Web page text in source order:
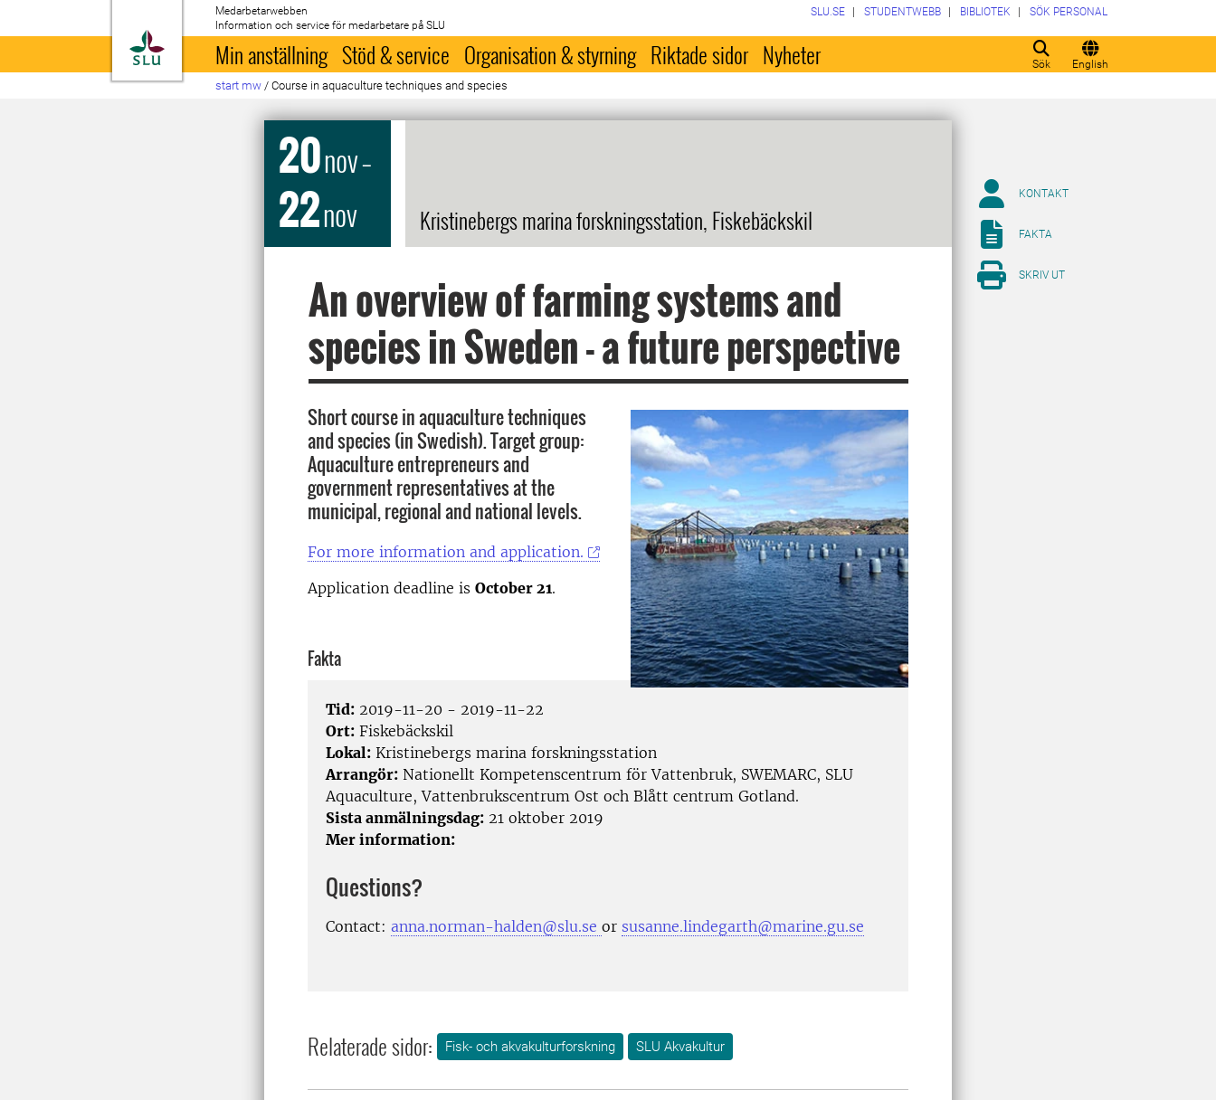
Till startsida
Medarbetarwebben
Information och service för medarbetare på SLU
Sök English
SLU.SE STUDENTWEBB BIBLIOTEK SÖK PERSONAL
Min anställning Stöd & service Organisation & styrning Riktade sidor Nyheter
start mw / Course in aquaculture techniques and species
20nov–
22nov Kristinebergs marina forskningsstation, Fiskebäckskil
An overview of farming systems and
species in Sweden - a future perspective
Short course in aquaculture techniques
and species (in Swedish). Target group:
Aquaculture entrepreneurs and
government representatives at the
municipal, regional and national levels.
For more information and application.
Application deadline is October 21.
Fakta
Tid: 2019-11-20 - 2019-11-22
Ort: Fiskebäckskil
Lokal: Kristinebergs marina forskningsstation
Arrangör: Nationellt Kompetenscentrum för Vattenbruk, SWEMARC, SLU
Aquaculture, Vattenbrukscentrum Ost och Blått centrum Gotland.
Sista anmälningsdag: 21 oktober 2019
Mer information:
Questions?
Contact: anna.norman-halden@slu.se or susanne.lindegarth@marine.gu.se
Relaterade sidor: Fisk- och akvakulturforskning SLU Akvakultur
KONTAKT
FAKTA
SKRIV UT